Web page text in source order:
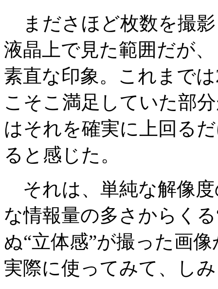
まださほど枚数を撮
液晶上で見た範囲だが
素直な印象。これまで
こそこ満足していた部
はそれを確実に上回る
ると感じた。
それは、単純な解像
な情報量の多さからく
ぬ“立体感”が撮った画
実際に使ってみて、し